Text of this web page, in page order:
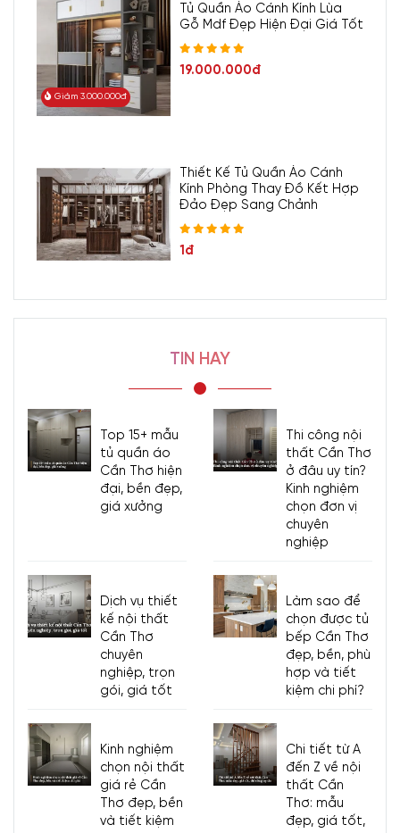
Giảm 3.000.000đ
Tủ Quần Áo Cánh Kính Lùa
Gỗ Mdf Đẹp Hiện Đại Giá Tốt
19.000.000đ
Thiết Kế Tủ Quần Áo Cánh
Kính Phòng Thay Đồ Kết Hợp
Đảo Đẹp Sang Chảnh
1đ
TIN HAY
Top 15+ mẫu
tủ quần áo
Cần Thơ hiện
đại, bền đẹp,
giá xưởng
Thi công nội
thất Cần Thơ
ở đâu uy tín?
Kinh nghiệm
chọn đơn vị
chuyên
nghiệp
Dịch vụ thiết
kế nội thất
Cần Thơ
chuyên
nghiệp, trọn
gói, giá tốt
Làm sao để
chọn được tủ
bếp Cần Thơ
đẹp, bền, phù
hợp và tiết
kiệm chi phí?
Kinh nghiệm
chọn nội thất
giá rẻ Cần
Thơ đẹp, bền
và tiết kiệm
Chi tiết từ A
đến Z về nội
thất Cần
Thơ: mẫu
đẹp, giá tốt,